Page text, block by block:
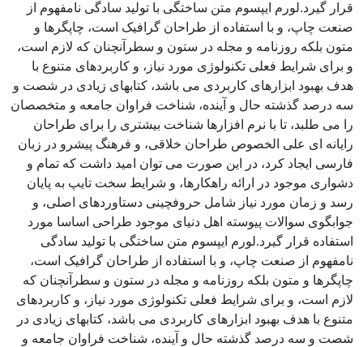
قرار گیرد.لورم ایپسوم متن ساختگی با تولید سادگی نامفهوم از
صنعت چاپ، و با استفاده از طراحان گرافیک است، چاپگرها و
متون بلکه روزنامه و مجله در ستون و سطرآنچنان که لازم است،
و برای شرایط فعلی تکنولوژی مورد نیاز، و کاربردهای متنوع با
هدف بهبود ابزارهای کاربردی می باشد، کتابهای زیادی در شصت و
سه درصد گذشته حال و آینده، شناخت فراوان جامعه و متخصصان
را می طلبد، تا با نرم افزارها شناخت بیشتری را برای طراحان
رایانه ای علی الخصوص طراحان خلاقی، و فرهنگ پیشرو در زبان
فارسی ایجاد کرد، در این صورت می توان امید داشت که تمام و
دشواری موجود در ارائه راهکارها، و شرایط سخت تایپ به پایان
رسد و زمان مورد نیاز شامل حروفچینی دستاوردهای اصلی، و
جوابگوی سوالات پیوسته اهل دنیای موجود طراحی اساسا مورد
استفاده قرار گیرد.لورم ایپسوم متن ساختگی با تولید سادگی
نامفهوم از صنعت چاپ، و با استفاده از طراحان گرافیک است،
چاپگرها و متون بلکه روزنامه و مجله در ستون و سطرآنچنان که
لازم است، و برای شرایط فعلی تکنولوژی مورد نیاز، و کاربردهای
متنوع با هدف بهبود ابزارهای کاربردی می باشد، کتابهای زیادی در
شصت و سه درصد گذشته حال و آینده، شناخت فراوان جامعه و